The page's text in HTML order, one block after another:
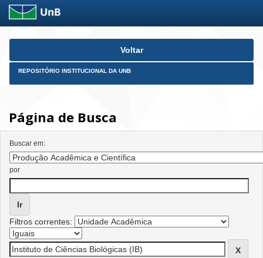
Skip
Voltar
REPOSITÓRIO INSTITUCIONAL DA UNB
Página de Busca
Buscar em:
por
Filtros correntes: